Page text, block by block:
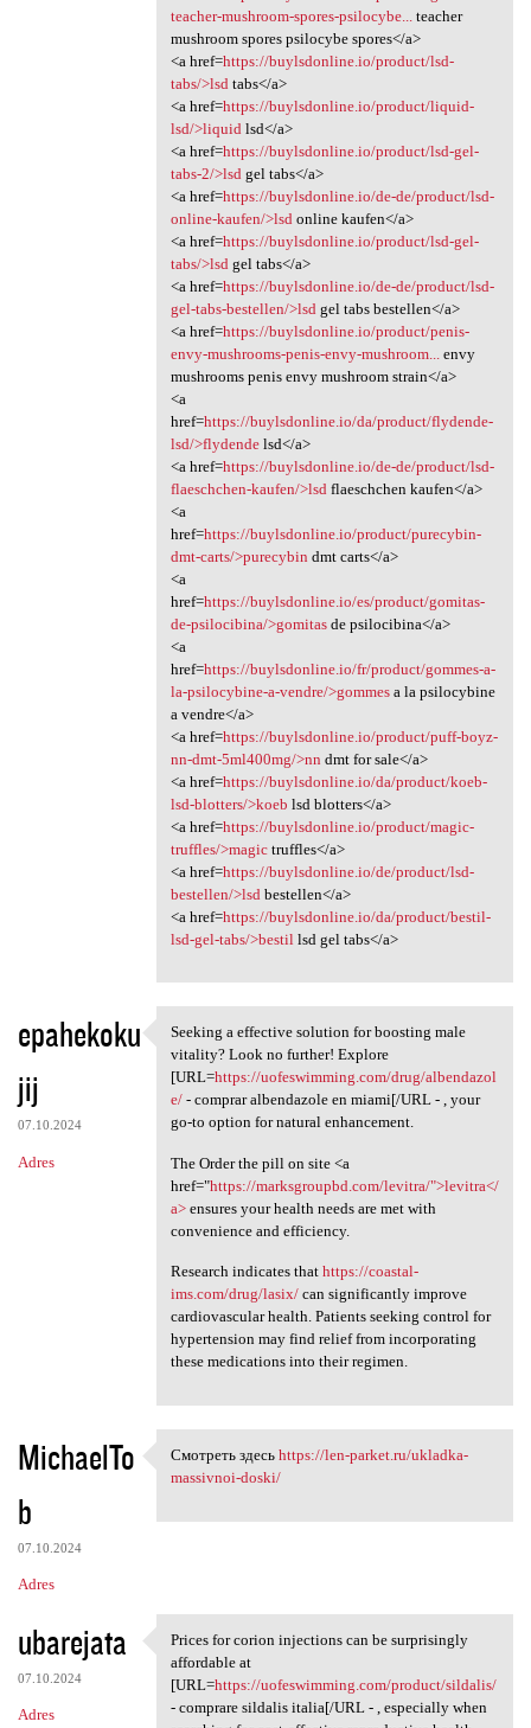
teacher-mushroom-spores-psilocybe...
teacher
mushroom spores psilocybe spores</a>
<a href=https://buylsdonline.io/product/lsd-
tabs/>lsd tabs</a>
<a href=https://buylsdonline.io/product/liquid-
lsd/>liquid lsd</a>
<a href=https://buylsdonline.io/product/lsd-gel-
tabs-2/>lsd gel tabs</a>
<a href=https://buylsdonline.io/de-de/product/lsd-
online-kaufen/>lsd online kaufen</a>
<a href=https://buylsdonline.io/product/lsd-gel-
tabs/>lsd gel tabs</a>
<a href=https://buylsdonline.io/de-de/product/lsd-
gel-tabs-bestellen/>lsd gel tabs bestellen</a>
<a href=https://buylsdonline.io/product/penis-
envy-mushrooms-penis-envy-mushroom...
envy
mushrooms penis envy mushroom strain</a>
<a
href=https://buylsdonline.io/da/product/flydende-
lsd/>flydendelsd</a>
<a href=https://buylsdonline.io/de-de/product/lsd-
flaeschchen-kaufen/>lsd flaeschchen kaufen</a>
<a
href=https://buylsdonline.io/product/purecybin-
dmt-carts/>purecybin dmt carts</a>
<a
href=https://buylsdonline.io/es/product/gomitas-
de-psilocibina/>gomitasde psilocibina</a>
<a
href=https://buylsdonline.io/fr/product/gommes-a-
la-psilocybine-a-vendre/>gommesa la psilocybine
a vendre</a>
<a href=https://buylsdonline.io/product/puff-boyz-
nn-dmt-5ml400mg/>nn dmt for sale</a>
<a href=https://buylsdonline.io/da/product/koeb-
lsd-blotters/>koeb lsd blotters</a>
<a href=https://buylsdonline.io/product/magic-
truffles/>magictruffles</a>
<a href=https://buylsdonline.io/de/product/lsd-
bestellen/>lsd bestellen</a>
<a href=https://buylsdonline.io/da/product/bestil-
lsd-gel-tabs/>bestil lsd gel tabs</a>
epahekoku
jij
07.10.2024
Adres
Seeking a effective solution
Seeking a effective solution for boosting male
vitality? Look no further! Explore
[URL=https://uofeswimming.com/drug/albendazol
e/- comprar albendazole en miami[/URL - , your
go-to option for natural enhancement.
The Order the pill on site <a
href="https://marksgroupbd.com/levitra/">levitra</
a>ensures your health needs are met with
convenience and efficiency.
Research indicates that https://coastal-
ims.com/drug/lasix/can significantly improve
cardiovascular health. Patients seeking control for
hypertension may find relief from incorporating
these medications into their regimen.
MichaelTo
b
07.10.2024
Adres
Смотреть здесь https://len
Смотреть здесь https://len-parket.ru/ukladka-
massivnoi-doski/
ubarejata
07.10.2024
Adres
Prices for corion injections
Prices for corion injections can be surprisingly
affordable at
[URL=https://uofeswimming.com/product/sildalis/
- comprare sildalis italia[/URL - , especially when